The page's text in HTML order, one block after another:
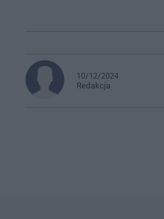
10/12/2024
Redakcja